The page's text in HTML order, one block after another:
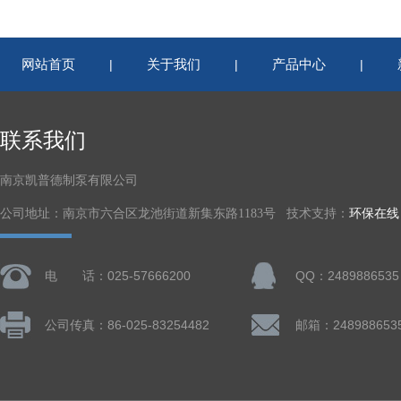
网站首页 | 关于我们 | 产品中心 |
联系我们
南京凯普德制泵有限公司
公司地址：南京市六合区龙池街道新集东路1183号 技术支持： 环保在线
电 话：025-57666200 QQ：2489886535
公司传真：86-025-83254482 邮箱：